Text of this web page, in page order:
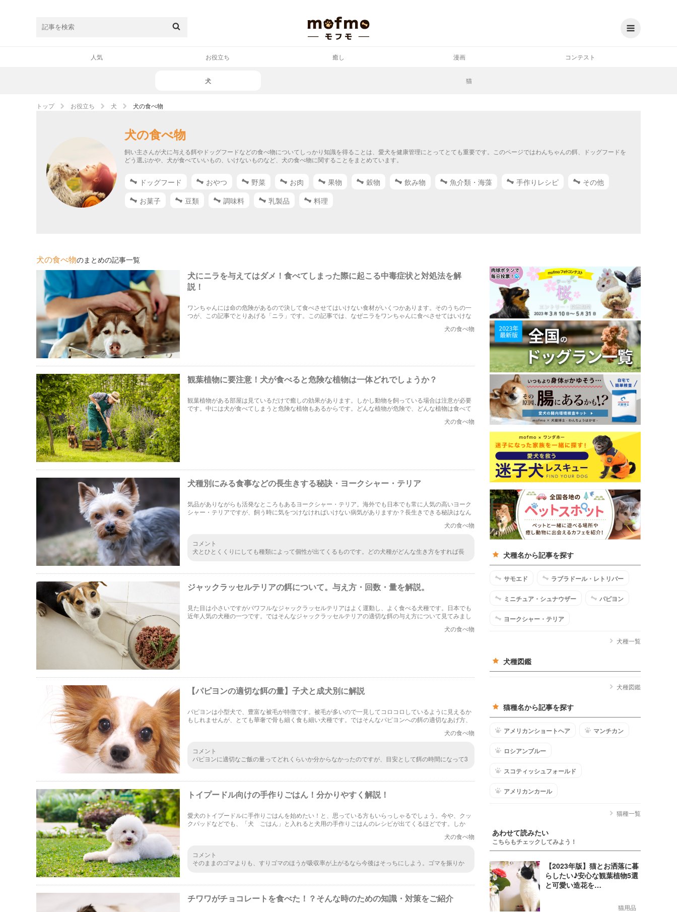
人気 お役立ち 癒し 漫画 コンテスト
犬 猫
トップ お役立ち 犬 犬の食べ物
犬の食べ物
飼い主さんが犬に与える餌やドッグフードなどの食べ物についてしっかり知識を得ることは、愛犬を健康管理にとってとても重要です。このページではわんちゃんの餌、ドッグフードを
どう選ぶかや、犬が食べていいもの、いけないものなど、犬の食べ物に関することをまとめています。
ドッグフード おやつ 野菜 お肉 果物 穀物 飲み物 魚介類・海藻 手作りレシピ
その他
お菓子
豆類 調味料 乳製品 料理
犬の食べ物のまとめの記事一覧
犬にニラを与えてはダメ！食べてしまった際に起こる中毒症状と対処法を解
説！
ワンちゃんには命の危険があるので決して食べさせてはいけない食材がいくつかあります。そのうちの一
つが、この記事でとりあげる「ニラ」です。この記事では、なぜニラをワンちゃんに食べさせてはいけな
犬の食べ物
観葉植物に要注意！犬が食べると危険な植物は一体どれでしょうか？
観葉植物がある部屋は見ているだけで癒しの効果があります。しかし動物を飼っている場合は注意が必要
です。中には犬が食べてしまうと危険な植物もあるからです。どんな植物が危険で、どんな植物は食べて
犬の食べ物
犬種別にみる食事などの長生きする秘訣・ヨークシャー・テリア
気品がありながらも活発なところもあるヨークシャー・テリア。海外でも日本でも常に人気の高いヨーク
シャー・テリアですが、飼う時に気をつけなければいけない病気がありますか？長生きできる秘訣はなん
犬の食べ物
コメント
犬とひとくくりにしても種類によって個性が出てくるものです。どの犬種がどんな生き方をすれば長
ジャックラッセルテリアの餌について。与え方・回数・量を解説。
見た目は小さいですがパワフルなジャックラッセルテリアはよく運動し、よく食べる犬種です。日本でも
近年人気の犬種の一つです。ではそんなジャックラッセルテリアの適切な餌の与え方について見てみまし
犬の食べ物
【パピヨンの適切な餌の量】子犬と成犬別に解説
パピヨンは小型犬で、豊富な被毛が特徴です。被毛が多いので一見してコロコロしているように見えるか
もしれませんが、とても華奢で骨も細く食も細い犬種です。ではそんなパピヨンへの餌の適切なあげ方、
犬の食べ物
コメント
パピヨンに適切なご飯の量ってどれくらいか分からなかったのですが、目安として餌の時間になって3
トイプードル向けの手作りごはん！分かりやすく解説！
愛犬のトイプードルに手作りごはんを始めたい！と、思っている方もいらっしゃるでしょう。今や、クッ
クパッドなどでも、「犬 ごはん」と入れると犬用の手作りごはんのレシピが出てくるほどです。しか
犬の食べ物
コメント
そのままのゴマよりも、すりゴマのほうが吸収率が上がるなら今後はそっちにしよう。ゴマを振りか
チワワがチョコレートを食べた！？そんな時のための知識・対策をご紹介
犬種名から記事を探す
サモエド ラブラドール・レトリバー
ミニチュア・シュナウザー パピヨン
ヨークシャー・テリア
犬種一覧
犬種図鑑
犬種図鑑
猫種名から記事を探す
アメリカンショートヘア マンチカン
ロシアンブルー
スコティッシュフォールド
アメリカンカール
猫種一覧
あわせて読みたい
こちらもチェックしてみよう！
【2023年版】猫とお洒落に暮
らしたい♪安心な観葉植物5選
と可愛い造花を…
猫用品